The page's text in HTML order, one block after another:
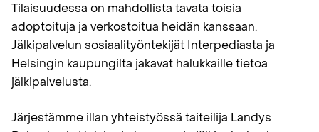
Tilaisuudessa on mahdollista tavata toisia
adoptoituja ja verkostoitua heidän kanssaan.
Jälkipalvelun sosiaalityöntekijät Interpediasta ja
Helsingin kaupungilta jakavat halukkaille tietoa
jälkipalvelusta.
Järjestämme illan yhteistyössä taiteilija Landys